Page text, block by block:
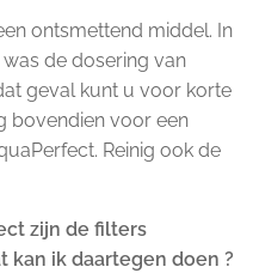
ontsmettend middel. In
de dosering van
geval kunt u voor korte
bovendien voor een
Reinig ook de
zijn de filters
kan ik daartegen doen ?